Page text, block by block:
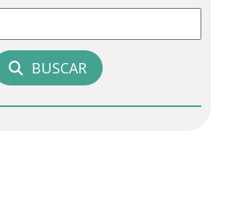
BUSCAR